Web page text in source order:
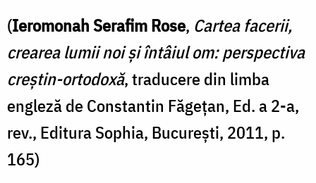
(Ieromonah Serafim Rose, Cartea facerii,
crearea lumii noi și întâiul om: perspectiva
creștin-ortodoxă, traducere din limba
engleză de Constantin Făgețan, Ed. a 2-a,
rev., Editura Sophia, București, 2011, p.
165)